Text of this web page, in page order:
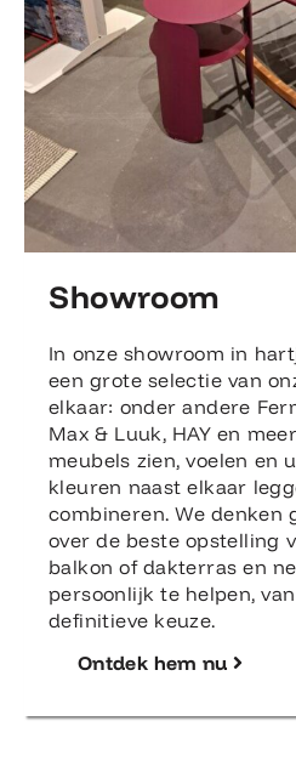
Showroom
In onze showroom in
een grote selectie van
elkaar: onder andere
Max & Luuk, HAY en
meubels zien, voelen en
kleuren naast elkaar
combineren. We denken
over de beste opstelling
balkon of dakterras en
persoonlijk te helpen,
definitieve keuze.
Ontdek hem nu